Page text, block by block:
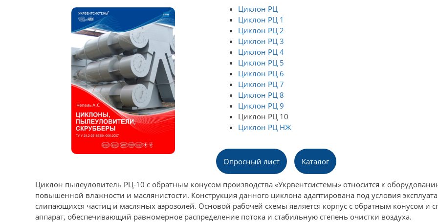
Циклон РЦ
Циклон РЦ 1
Циклон РЦ 2
Циклон РЦ 3
Циклон РЦ 4
Циклон РЦ 5
Циклон РЦ 6
Циклон РЦ 7
Циклон РЦ 8
Циклон РЦ 9
Циклон РЦ 10
Циклон РЦ НЖ
Опросный лист Каталог
Циклон пылеуловитель РЦ-10 с обратным конусом производства «Укрвентсистемы» относится к
повышенной влажности и маслянистости. Конструкция данного циклона адаптирована под условия
слипающихся частиц и масляных аэрозолей. Основой рабочей схемы является корпус с обратным конусом
аппарат, обеспечивающий равномерное распределение потока и стабильную степень очистки воздуха.